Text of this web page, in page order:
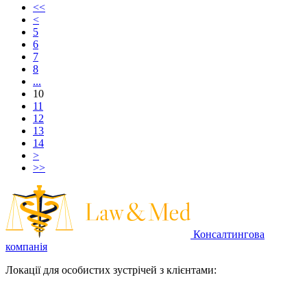
<<
<
5
6
7
8
...
10
11
12
13
14
>
>>
Консалтингова
компанія
Локації для особистих зустрічей з клієнтами: